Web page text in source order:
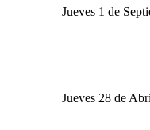
Jueves 1 de
Jueves 28 de